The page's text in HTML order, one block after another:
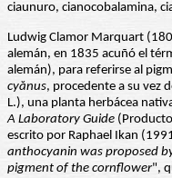
ciaunuro, cianocobalamina,
Ludwig Clamor Marquart
alemán, en 1835 acuñó el
alemán), para referirse al
cyănus, procedente a su vez
L.), una planta herbácea
A Laboratory Guide
escrito por Raphael Ikan
anthocyanin was proposed
pigment of the cornflower",